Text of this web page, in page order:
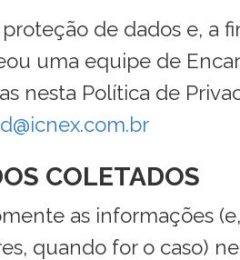
de dados e, a
uma equipe de
nesta Política de
COLETADOS
as informações
quando for o caso)